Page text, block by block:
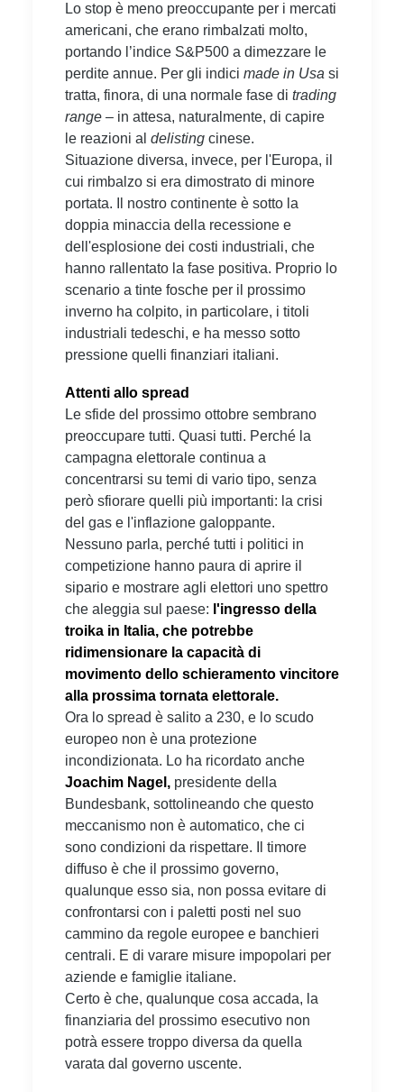
Lo stop è meno preoccupante per i mercati
americani, che erano rimbalzati molto,
portando l’indice S&P500 a dimezzare le
perdite annue. Per gli indici made in Usa si
tratta, finora, di una normale fase di trading
range – in attesa, naturalmente, di capire
le reazioni al delisting cinese.
Situazione diversa, invece, per l'Europa, il
cui rimbalzo si era dimostrato di minore
portata. Il nostro continente è sotto la
doppia minaccia della recessione e
dell'esplosione dei costi industriali, che
hanno rallentato la fase positiva. Proprio lo
scenario a tinte fosche per il prossimo
inverno ha colpito, in particolare, i titoli
industriali tedeschi, e ha messo sotto
pressione quelli finanziari italiani.
Attenti allo spread
Le sfide del prossimo ottobre sembrano
preoccupare tutti. Quasi tutti. Perché la
campagna elettorale continua a
concentrarsi su temi di vario tipo, senza
però sfiorare quelli più importanti: la crisi
del gas e l'inflazione galoppante.
Nessuno parla, perché tutti i politici in
competizione hanno paura di aprire il
sipario e mostrare agli elettori uno spettro
che aleggia sul paese: l'ingresso della
troika in Italia, che potrebbe
ridimensionare la capacità di
movimento dello schieramento vincitore
alla prossima tornata elettorale.
Ora lo spread è salito a 230, e lo scudo
europeo non è una protezione
incondizionata. Lo ha ricordato anche
Joachim Nagel, presidente della
Bundesbank, sottolineando che questo
meccanismo non è automatico, che ci
sono condizioni da rispettare. Il timore
diffuso è che il prossimo governo,
qualunque esso sia, non possa evitare di
confrontarsi con i paletti posti nel suo
cammino da regole europee e banchieri
centrali. E di varare misure impopolari per
aziende e famiglie italiane.
Certo è che, qualunque cosa accada, la
finanziaria del prossimo esecutivo non
potrà essere troppo diversa da quella
varata dal governo uscente.